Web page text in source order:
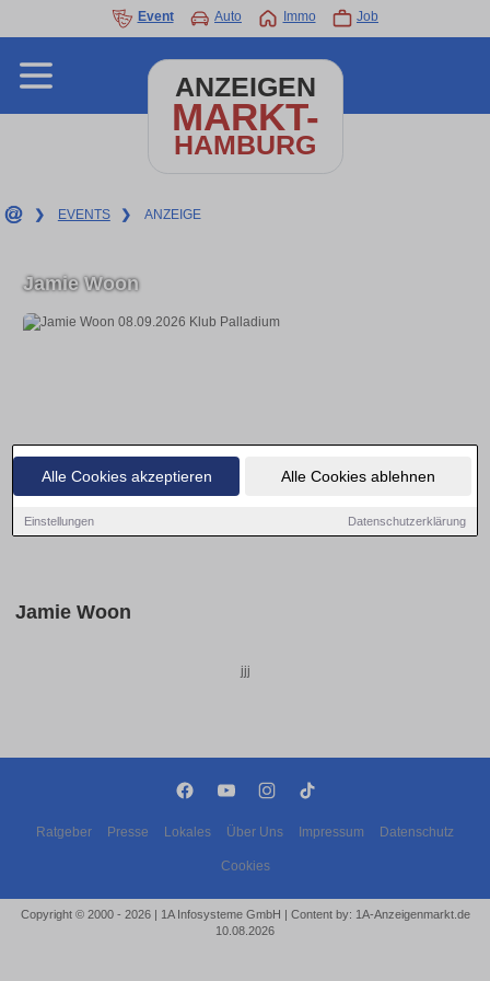
Alle Cookies akzeptieren Alle Cookies ablehnen
Einstellungen Datenschutzerklärung
Event Auto Immo Job
ANZEIGEN
MARKT-
HAMBURG
❯ EVENTS ❯ ANZEIGE
Jamie Woon
Jamie Woon
jjj
Ratgeber Presse Lokales Über Uns Impressum Datenschutz
Cookies
Copyright © 2000 - 2026 | 1A Infosysteme GmbH | Content by: 1A-Anzeigenmarkt.de
10.08.2026